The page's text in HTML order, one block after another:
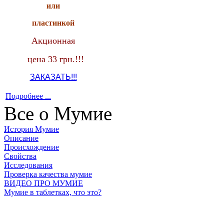
или
пластинкой
Акционная
цена 33 грн.!!!
ЗАКАЗАТЬ!!!
Подробнее ...
Все о Мумие
История Мумие
Описание
Происхождение
Свойства
Исследования
Проверка качества мумие
ВИДЕО ПРО МУМИЕ
Мумие в таблетках, что это?